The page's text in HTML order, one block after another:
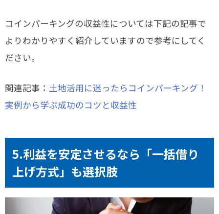
コインパーキングの収益性については下記の記事で
よりわかりやすく紹介していますので参考にしてく
ださい。
関連記事： 土地活用に迷ったらコインパーキング！
実例から学ぶ成功のコツと収益性
5.利益を安定させるなら「一括借り
上げ方式」も選択肢